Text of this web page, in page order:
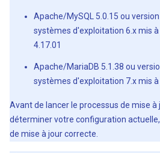
Apache/MySQL 5.0.15 ou
systèmes d'exploitation 6.x mis
4.17.01
Apache/MariaDB 5.1.38 ou
systèmes d'exploitation 7.x mis à
Avant de lancer le processus de mise à
déterminer votre configuration
de mise à jour correcte.